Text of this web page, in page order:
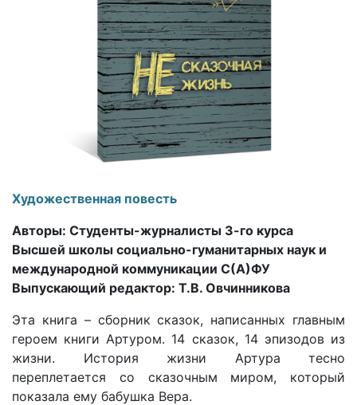
Художественная повесть
Авторы: Студенты-журналисты 3-го курса
Высшей школы социально-гуманитарных наук и
международной коммуникации С(А)ФУ
Выпускающий редактор: Т.В. Овчинникова
Эта книга – сборник сказок, написанных главным
героем книги Артуром. 14 сказок, 14 эпизодов из
жизни. История жизни Артура тесно
переплетается со сказочным миром, который
показала ему бабушка Вера.